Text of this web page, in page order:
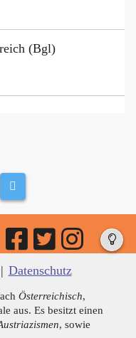
(Bgl)
| Datenschutz
Österreichisch,
aus. Es besitzt einen
, sowie